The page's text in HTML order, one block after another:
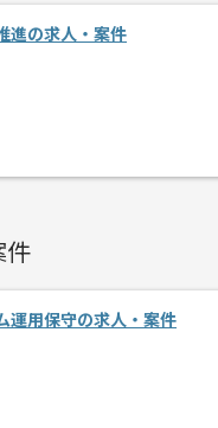
績ありの企業です。
進の求人・案件
件
運用保守の求人・案件